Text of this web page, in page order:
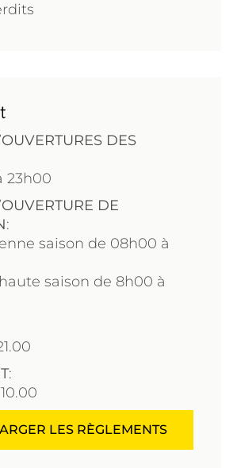
DES
23h00
DE
:
saison de 08h00 à
saison de 8h00 à
:
LES RÈGLEMENTS